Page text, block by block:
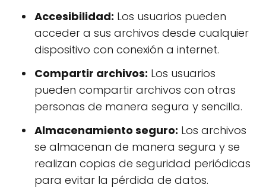
Accesibilidad: Los usuarios pueden
acceder a sus archivos desde cualquier
dispositivo con conexión a internet.
Compartir archivos: Los usuarios
pueden compartir archivos con otras
personas de manera segura y sencilla.
Almacenamiento seguro: Los archivos
se almacenan de manera segura y se
realizan copias de seguridad periódicas
para evitar la pérdida de datos.